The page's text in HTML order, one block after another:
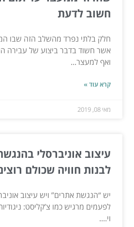
חשוב לדעת
חלק בלתי נפרד מהשלב הזה שבו
אשר חשוד בדבר ביצוע של עבירה
ואף למעצר...
קרא עוד »
מאי 08, 2019
עיצוב אוניברסלי
לבנות חוויה שכולם
יש “הנגשת אתרים” ויש עיצוב
לפעמים מרגיש כמו צ’קליסט:
וי....